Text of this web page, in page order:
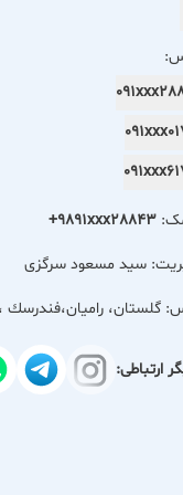
شده است.
+9891xxx28843
سید مسعود سرگزی
گلستان، رامیان،فندرسك
ارتباطی: